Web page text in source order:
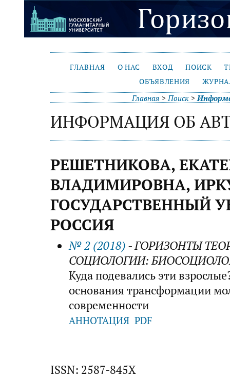
ГЛАВНАЯ О НАС ВХОД ПОИСК
ОБЪЯВЛЕНИЯ
Главная >Поиск >
ИНФОРМАЦИЯ ОБ
РЕШЕТНИКОВА,
ВЛАДИМИРОВНА,
ГОСУДАРСТВЕННЫЙ
РОССИЯ
№ 2 (2018) - ГОРИЗОНТЫ
СОЦИОЛОГИИ:
Куда подевались эти
основания трансформации
современности
АННОТАЦИЯ PDF
ISSN: 2587-845X